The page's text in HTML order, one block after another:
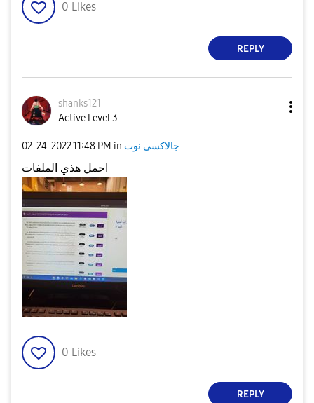
0 Likes
REPLY
shanks121
Active Level 3
‎02-24-202211:48 PM in جالاكسى نوت
احمل هذي الملفات
0 Likes
REPLY